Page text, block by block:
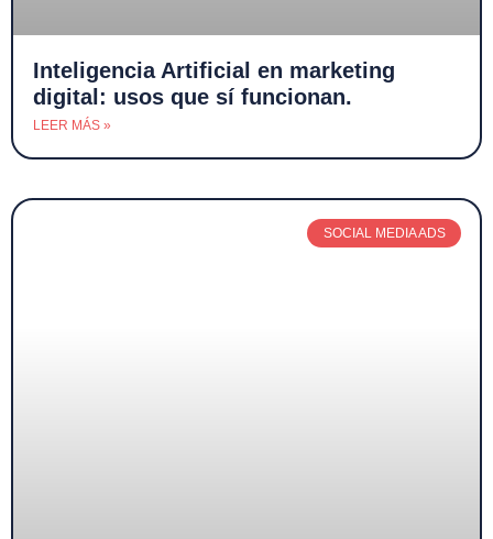
Inteligencia Artificial en marketing
digital: usos que sí funcionan.
LEER MÁS »
SOCIAL MEDIA ADS